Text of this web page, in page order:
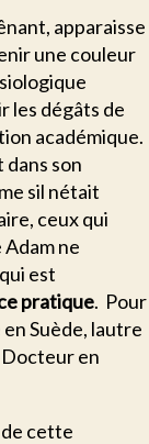
apparaisse
une couleur
les dégâts de
académique.
dans son
sil nétait
ceux qui
ne
est
pratique. Pour
Suède, lautre
en
de cette